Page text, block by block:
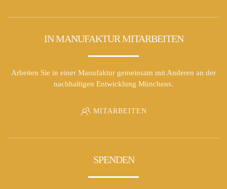
IN MANUFAKTUR MITARBEITEN
Arbeiten Sie in einer Manufaktur gemeinsam mit Anderen an der
nachhaltigen Entwicklung Münchens.
MITARBEITEN
SPENDEN